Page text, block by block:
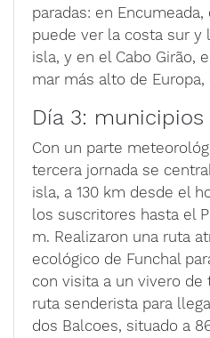
paradas: en
puede ver la costa sur y
isla, y en el Cabo Girão,
mar más alto de Europa,
Día 3:
Con un parte
tercera jornada se
isla, a 130 km desde el
los suscritores hasta el
m. Realizaron una ruta
ecológico de Funchal
con visita a un vivero de
ruta senderista para
dos Balcoes, situado a